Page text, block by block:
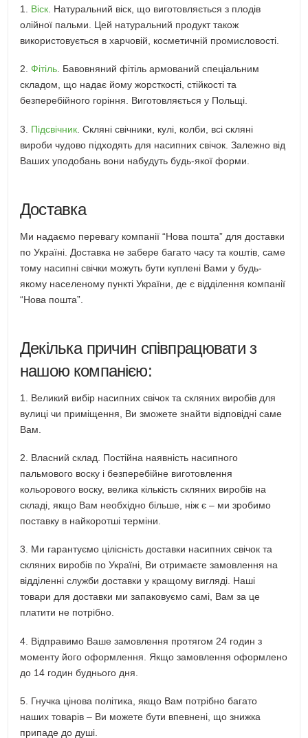
1. Віск . Натуральний віск, що виготовляється з плодів
олійної пальми. Цей натуральний продукт також
використовується в харчовій, косметичній промисловості.
2.Фітіль. Бавовняний фітіль армований спеціальним
складом, що надає йому жорсткості, стійкості та
безперебійного горіння. Виготовляється у Польщі.
3. Підсвічник . Скляні свічники, кулі, колби, всі скляні
вироби чудово підходять для насипних свічок. Залежно від
Ваших уподобань вони набудуть будь-якої форми.
Доставка
Ми надаємо перевагу компанії “Нова пошта” для доставки
по Україні. Доставка не забере багато часу та коштів, саме
тому насипні свічки можуть бути куплені Вами у будь-
якому населеному пункті України, де є відділення компанії
“Нова пошта”.
Декілька причин співпрацювати з
нашою компанією:
1. Великий вибір насипних свічок та скляних виробів для
вулиці чи приміщення, Ви зможете знайти відповідні саме
Вам.
2. Власний склад. Постійна наявність насипного
пальмового воску і безперебійне виготовлення
кольорового воску, велика кількість скляних виробів на
складі, якщо Вам необхідно більше, ніж є – ми зробимо
поставку в найкоротші терміни.
3. Ми гарантуємо цілісність доставки насипних свічок та
скляних виробів по Україні, Ви отримаєте замовлення на
відділенні служби доставки у кращому вигляді. Наші
товари для доставки ми запаковуємо самі, Вам за це
платити не потрібно.
4. Відправимо Ваше замовлення протягом 24 годин з
моменту його оформлення. Якщо замовлення оформлено
до 14 годин буднього дня.
5. Гнучка цінова політика, якщо Вам потрібно багато
наших товарів – Ви можете бути впевнені, що знижка
припаде до душі.